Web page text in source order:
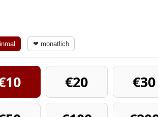
❤ monatlich
€20
€30